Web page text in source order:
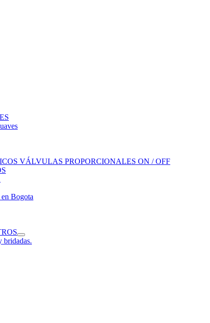
VÁLVULAS PROPORCIONALES ON / OFF
Bogota
bridadas.